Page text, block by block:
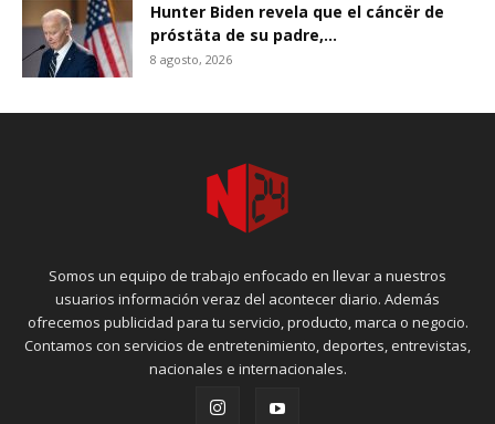
Hunter Biden revela que el cáncër de
próstäta de su padre,...
8 agosto, 2026
Somos un equipo de trabajo enfocado en llevar a nuestros
usuarios información veraz del acontecer diario. Además
ofrecemos publicidad para tu servicio, producto, marca o negocio.
Contamos con servicios de entretenimiento, deportes, entrevistas,
nacionales e internacionales.